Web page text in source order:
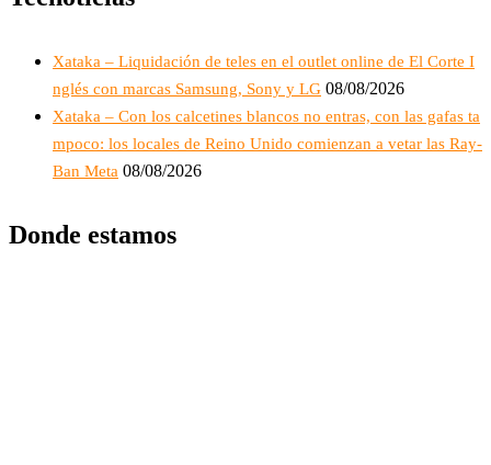
Xataka – Liquidación de teles en el outlet online de El Corte I
nglés con marcas Samsung, Sony y LG 08/08/2026
Xataka – Con los calcetines blancos no entras, con las gafas ta
mpoco: los locales de Reino Unido comienzan a vetar las Ray-
Ban Meta 08/08/2026
Donde estamos